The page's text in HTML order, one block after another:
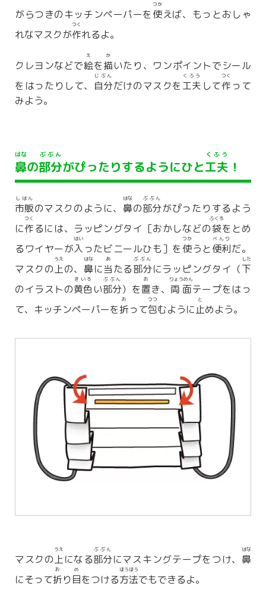
がらつきのキッチンペーパーを 使
つか
えば、もっとおしゃ
れなマスクが作
つく
れるよ。
クレヨンなどで絵
え
を描
か
いたり、ワンポイントでシール
をはったりして、 自分
じぶん
だけのマスクを 工夫
くふう
して作
つく
って
みよう。
鼻
はな
の部分
ぶぶん
がぴったりするようにひと工夫
くふう
！
市販
しはん
のマスクのように、 鼻
はな
の部分
ぶぶん
がぴったりするよう
に作
つく
るには、ラッピングタイ［おかしなどの袋
ふくろ
をとめ
るワイヤーが入
はい
ったビニールひも］を 使
つか
うと便利
べんり
だ。
マスクの上
うえ
の、 鼻
はな
に当
あ
たる部分
ぶぶん
にラッピングタイ（下
した
のイラストの黄色
きいろ
い部分
ぶぶん
）を置
お
き、 両面
りょうめん
テープをはっ
て、キッチンペーパーを折
お
って包
つつ
むように止
と
めよう。
マスクの上
うえ
になる部分
ぶぶん
にマスキングテープをつけ、 鼻
はな
にそって折
お
り目
め
をつける方法
ほうほう
でもできるよ。